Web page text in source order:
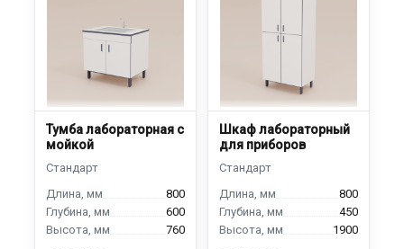
Тумба лабораторная с
мойкой
800
600
760
Шкаф лабораторный
для приборов
800
450
1900